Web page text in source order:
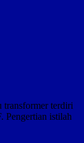
transformer terdiri
istilah